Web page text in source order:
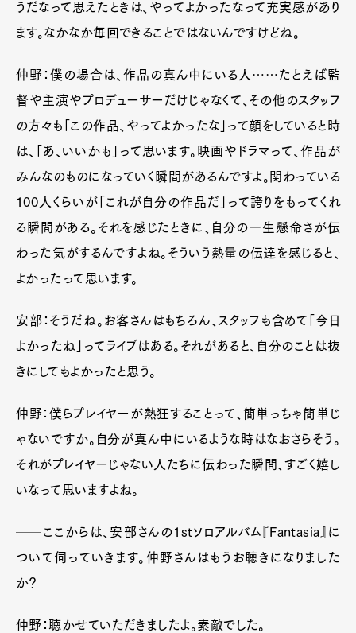
ProductCultureLifestyle
うだなって思えたときは、やってよかったなって充実感があり
ます。なかなか毎回できることではないんですけどね。
仲野：僕の場合は、作品の真ん中にいる人……たとえば監
督や主演やプロデューサーだけじゃなくて、その他のスタッフ
の方々も「この作品、やってよかったな」って顔をしていると時
は、「あ、いいかも」って思います。映画やドラマって、作品が
みんなのものになっていく瞬間があるんですよ。関わっている
100 人くらいが「これが自分の作品だ」って誇りをもってくれ
る瞬間がある。それを感じたときに、自分の一生懸命さが伝
わった気がするんですよね。そういう熱量の伝達を感じると、
よかったって思います。
安部：そうだね。お客さんはもちろん、スタッフも含めて「今日
よかったね」ってライブはある。それがあると、自分のことは抜
きにしてもよかったと思う。
仲野：僕らプレイヤーが熱狂することって、簡単っちゃ簡単じ
ゃないですか。自分が真ん中にいるような時はなおさらそう。
それがプレイヤーじゃない人たちに伝わった瞬間、すごく嬉し
いなって思いますよね。
──ここからは、安部さんの1stソロアルバム『 Fantasia
』に
ついて伺っていきます。仲野さんはもうお聴きになりました
か？
仲野：聴かせていただきましたよ。素敵でした。